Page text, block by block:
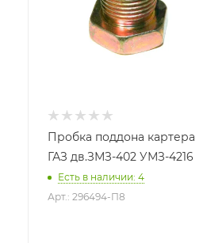
Пробка поддона картера
ГАЗ дв.ЗМЗ-402 УМЗ-4216
Есть в наличии: 4
Арт.: 296494-П8